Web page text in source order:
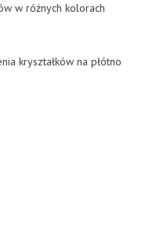
w różnych kolorach
kryształków na płótno